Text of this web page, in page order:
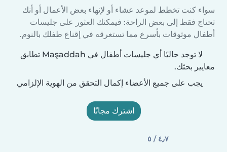
سواء كنت تخطط لموعد عشاء أو لإنهاء بعض الأعمال أو أنك
تحتاج فقط إلى بعض الراحة: فيمكنك العثور على جليسات
أطفال موثوقات بأسرع مما تستغرقه في إقناع طفلك بالنوم.
لا توجد حاليًا أي جليسات أطفال في Maşaddah تطابق
معايير بحثك.
يجب على جميع الأعضاء إكمال التحقق من الهوية الإلزامي
اشترك مجانًا
٤٫٧ / ٥